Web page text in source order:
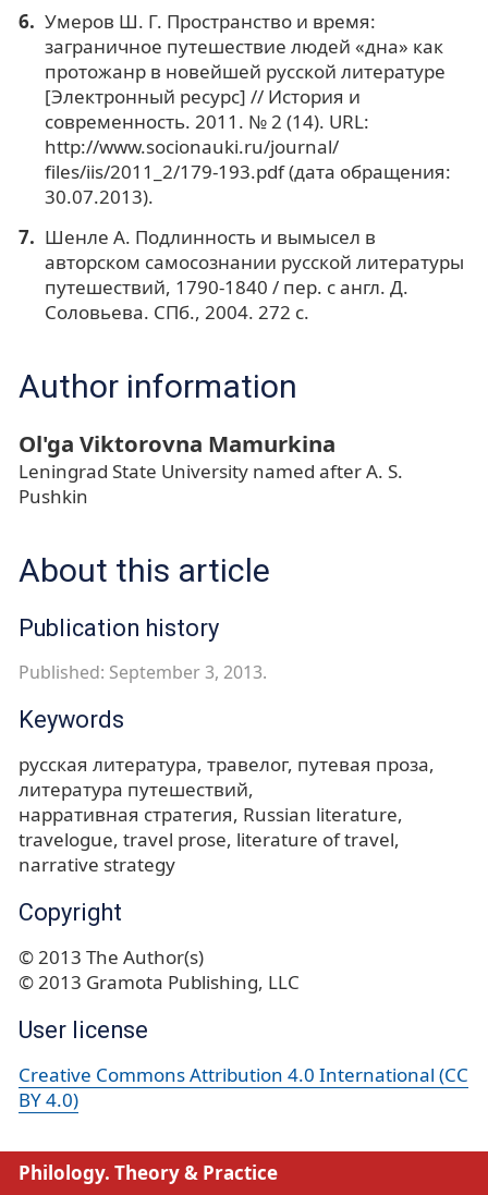
Умеров Ш. Г. Пространство и время:
заграничное путешествие людей «дна» как
протожанр в новейшей русской литературе
[Электронный ресурс] // История и
современность. 2011. № 2 (14). URL:
http://www.socionauki.ru/journal/
files/iis/2011_2/179-193.pdf (дата обращения:
30.07.2013).
Шенле А. Подлинность и вымысел в
авторском самосознании русской литературы
путешествий, 1790-1840 / пер. с англ. Д.
Соловьева. СПб., 2004. 272 с.
Author information
Ol'ga Viktorovna Mamurkina
Leningrad State University named after A. S.
Pushkin
About this article
Publication history
Published: September 3, 2013.
Keywords
русская литература травелог путевая проза
литература путешествий
нарративная стратегия Russian literature
travelogue travel prose literature of travel
narrative strategy
Copyright
© 2013 The Author(s)
© 2013 Gramota Publishing, LLC
User license
Creative Commons Attribution 4.0 International (CC
BY 4.0)
Philology. Theory & Practice